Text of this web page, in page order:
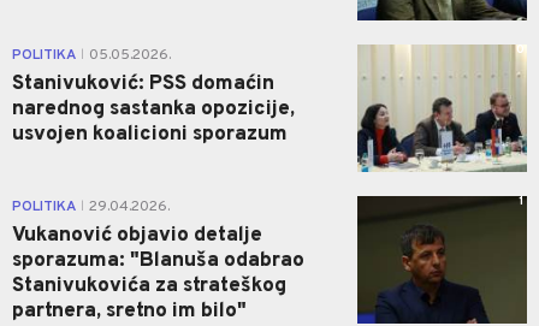
POLITIKA 05.05.2026.
Stanivuković: PSS domaćin
narednog sastanka opozicije,
usvojen koalicioni sporazum
0
POLITIKA 29.04.2026.
Vukanović objavio detalje
sporazuma: "Blanuša odabrao
Stanivukovića za strateškog
partnera, sretno im bilo"
1